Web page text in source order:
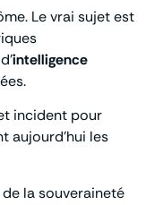
Le vrai sujet est
intelligence
incident pour
aujourd’hui les
la souveraineté